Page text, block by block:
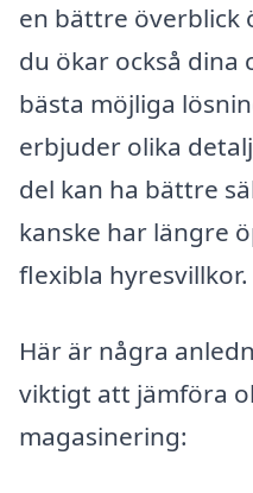
en bättre överblick
du ökar också dina
bästa möjliga
erbjuder olika
del kan ha bättre
kanske har längre
flexibla hyresvillkor.
Här är några
viktigt att jämföra
magasinering: